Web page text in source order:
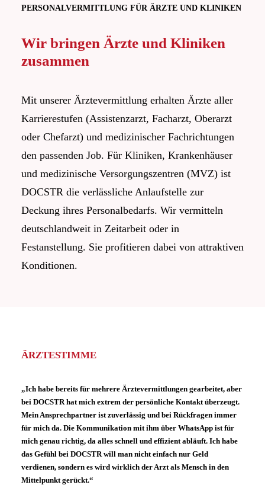
PERSONALVERMITTLUNG FÜR ÄRZTE UND KLINIKEN
Wir bringen Ärzte und Kliniken
zusammen
Mit unserer Ärztevermittlung erhalten Ärzte aller
Karrierestufen (Assistenzarzt, Facharzt, Oberarzt
oder Chefarzt) und medizinischer Fachrichtungen
den passenden Job. Für Kliniken, Krankenhäuser
und medizinische Versorgungszentren (MVZ) ist
DOCSTR die verlässliche Anlaufstelle zur
Deckung ihres Personalbedarfs. Wir vermitteln
deutschlandweit in Zeitarbeit oder in
Festanstellung. Sie profitieren dabei von attraktiven
Konditionen.
ÄRZTESTIMME
„Ich habe bereits für mehrere Ärztevermittlungen gearbeitet, aber
bei DOCSTR hat mich extrem der persönliche Kontakt überzeugt.
Mein Ansprechpartner ist zuverlässig und bei Rückfragen immer
für mich da. Die Kommunikation mit ihm über WhatsApp ist für
mich genau richtig, da alles schnell und effizient abläuft. Ich habe
das Gefühl bei DOCSTR will man nicht einfach nur Geld
verdienen, sondern es wird wirklich der Arzt als Mensch in den
Mittelpunkt gerückt.“